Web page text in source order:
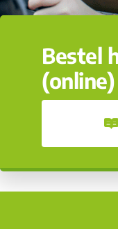
Bestel